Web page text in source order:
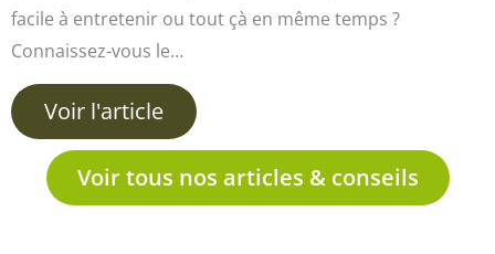
facile à entretenir ou tout çà en même temps ?
Connaissez-vous le…
Voir l'article
Voir tous nos articles & conseils